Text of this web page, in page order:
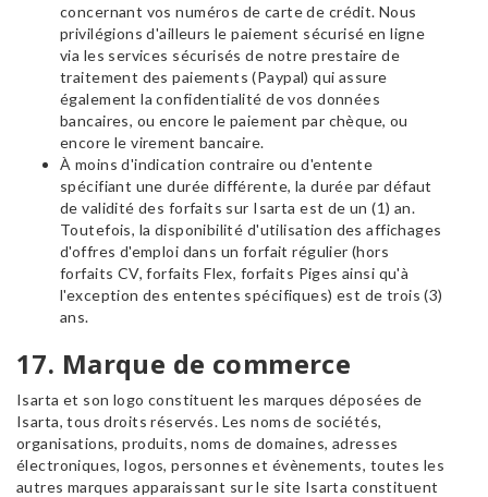
concernant vos numéros de carte de crédit. Nous
privilégions d'ailleurs le paiement sécurisé en ligne
via les services sécurisés de notre prestaire de
traitement des paiements (Paypal) qui assure
également la confidentialité de vos données
bancaires, ou encore le paiement par chèque, ou
encore le virement bancaire.
À moins d'indication contraire ou d'entente
spécifiant une durée différente, la durée par défaut
de validité des forfaits sur Isarta est de un (1) an.
Toutefois, la disponibilité d'utilisation des affichages
d'offres d'emploi dans un forfait régulier (hors
forfaits CV, forfaits Flex, forfaits Piges ainsi qu'à
l'exception des ententes spécifiques) est de trois (3)
ans.
17. Marque de commerce
Isarta et son logo constituent les marques déposées de
Isarta, tous droits réservés. Les noms de sociétés,
organisations, produits, noms de domaines, adresses
électroniques, logos, personnes et évènements, toutes les
autres marques apparaissant sur le site Isarta constituent